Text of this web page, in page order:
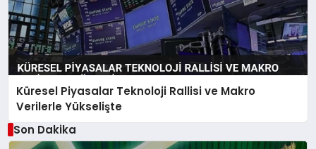
Küresel Piyasalar Teknoloji Rallisi ve Makro
Verilerle Yükselişte
Son Dakika